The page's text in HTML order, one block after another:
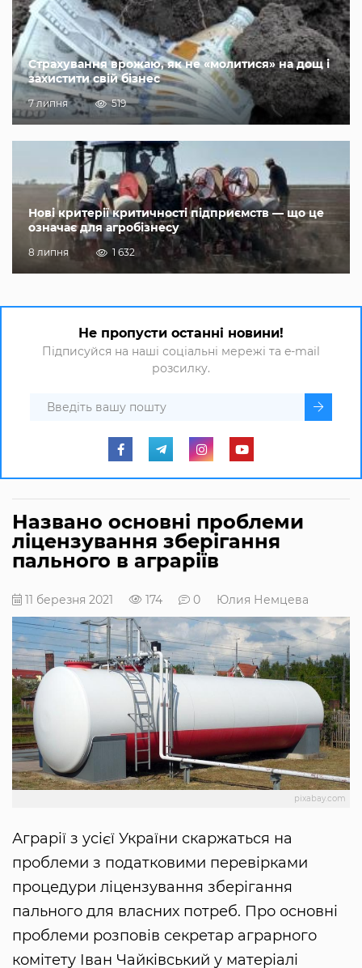
Страхування врожаю, як не «молитися» на дощ і
захистити свій бізнес
7 липня 519
Нові критерії критичності підприємств — що це
означає для агробізнесу
8 липня 1 632
Не пропусти останні новини!
Підписуйся на наші соціальні мережі та e-mail
розсилку.
Названо основні проблеми
ліцензування зберігання
пального в аграріїв
11 березня 2021 174 0 Юлия Немцева
pixabay.com
Аграрії з усієї України скаржаться на
проблеми з податковими перевірками
процедури ліцензування зберігання
пального для власних потреб. Про основні
проблеми розповів секретар аграрного
комітету Іван Чайківський у матеріалі